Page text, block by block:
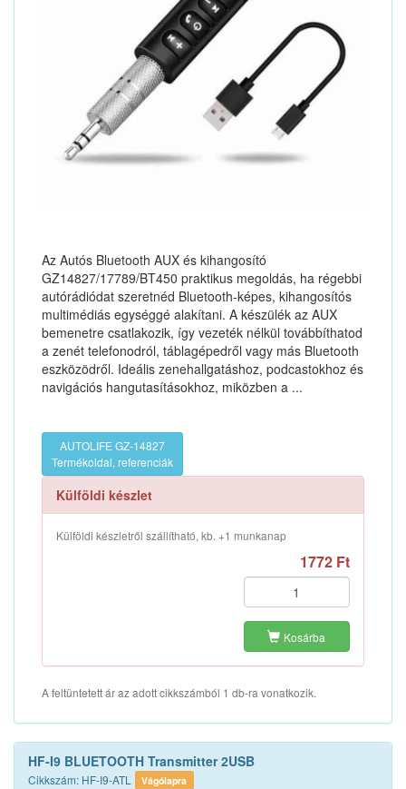
Az Autós Bluetooth AUX és kihangosító
GZ14827/17789/BT450 praktikus megoldás, ha régebbi
autórádiódat szeretnéd Bluetooth-képes, kihangosítós
multimédiás egységgé alakítani. A készülék az AUX
bemenetre csatlakozik, így vezeték nélkül továbbíthatod
a zenét telefonodról, táblagépedről vagy más Bluetooth
eszközödről. Ideális zenehallgatáshoz, podcastokhoz és
navigációs hangutasításokhoz, miközben a ...
AUTOLIFE GZ-14827
Termékoldal, referenciák
Külföldi készlet
Külföldi készletről szállítható, kb. +1 munkanap
1772 Ft
Kosárba
A feltüntetett ár az adott cikkszámból 1 db-ra vonatkozik.
HF-I9 BLUETOOTH Transmitter 2USB
Cikkszám: HF-I9-ATL Vágólapra